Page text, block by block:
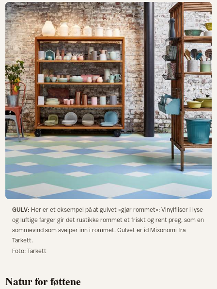
GULV: Her er et eksempel på at gulvet «gjør rommet»: Vinylfliser i lyse
og luftige farger gir det rustikke rommet et friskt og rent preg, som en
sommevind som sveiper inn i rommet. Gulvet er id Mixonomi fra
Tarkett.
Foto: Tarkett
Natur for føttene